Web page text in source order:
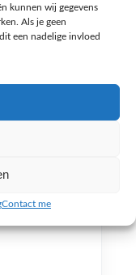
kunnen wij gegevens
Als je geen
een nadelige invloed
Contact me